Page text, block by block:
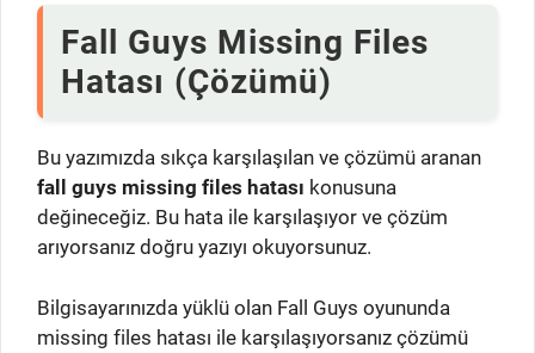
Fall Guys Missing Files
Hatası (Çözümü)
Bu yazımızda sıkça karşılaşılan ve çözümü aranan
fall guys missing files hatası konusuna
değineceğiz. Bu hata ile karşılaşıyor ve çözüm
arıyorsanız doğru yazıyı okuyorsunuz.
Bilgisayarınızda yüklü olan Fall Guys oyununda
missing files hatası ile karşılaşıyorsanız çözümü